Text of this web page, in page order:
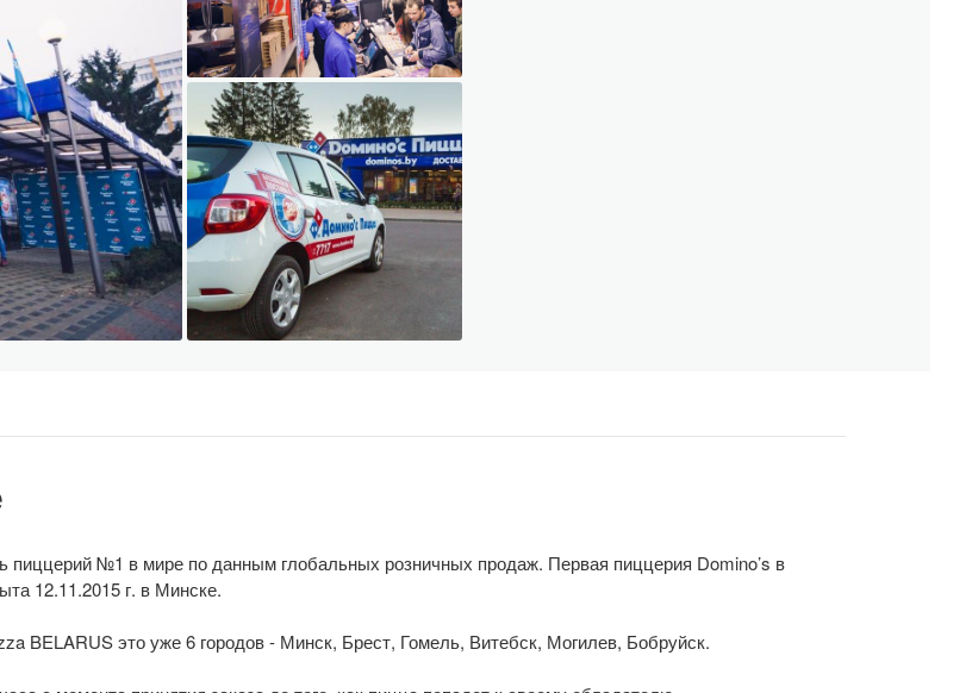
пиццерий №1 в мире по данным глобальных розничных продаж. Первая пиццерия Domino’s в
12.11.2015 г. в Минске.
BELARUS это уже 6 городов - Минск, Брест, Гомель, Витебск, Могилев, Бобруйск.